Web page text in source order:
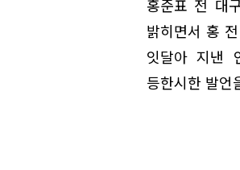
홍준표 전 대
밝히면서 홍
잇달아 지낸
등한시한 발언